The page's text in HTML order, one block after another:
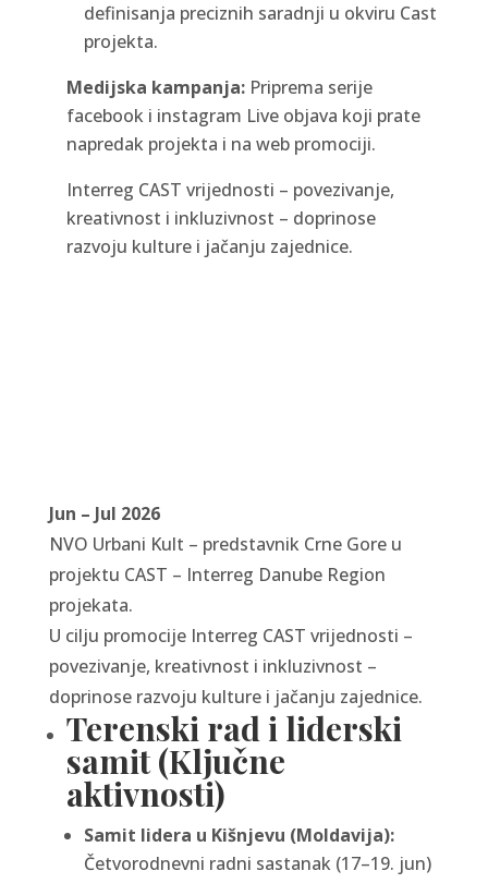
definisanja preciznih saradnji u okviru Cast
projekta.
Medijska kampanja:Priprema serije
facebook i instagram Live objava koji prate
napredak projekta i na web promociji.
Interreg CAST vrijednosti – povezivanje,
kreativnost i inkluzivnost – doprinose
razvoju kulture i jačanju zajednice.
Jun – Jul 2026
NVO Urbani Kult – predstavnik Crne Gore u
projektu CAST – Interreg Danube Region
projekata.
U cilju promocije Interreg CAST vrijednosti –
povezivanje, kreativnost i inkluzivnost –
doprinose razvoju kulture i jačanju zajednice.
Terenski rad i liderski
samit (Ključne
aktivnosti)
Samit lidera u Kišnjevu (Moldavija):
Četvorodnevni radni sastanak (17–19. jun)